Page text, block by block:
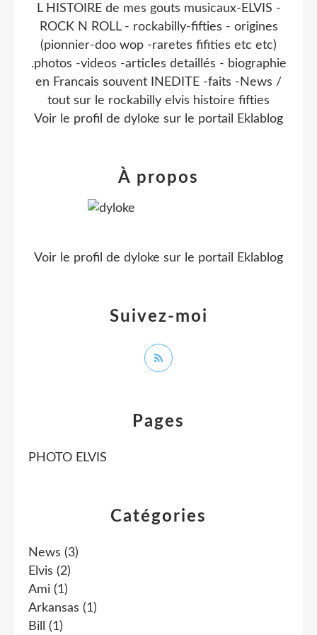
Catégories
News (3)
Elvis (2)
Ami (1)
Arkansas (1)
Bill
(1)
Pages
PHOTO ELVIS
L HISTOIRE de mes gouts musicaux-ELVIS -
ROCK N ROLL - rockabilly-fifties - origines
(pionnier-doo wop -raretes fifities etc etc)
.photos -videos -articles detaillés - biographie
en Francais souvent INEDITE -faits -News /
tout sur le rockabilly elvis histoire fifties
Voir le profil de dyloke sur le portail Eklablog
Suivez-moi
À propos
Voir le profil de dyloke sur le portail Eklablog